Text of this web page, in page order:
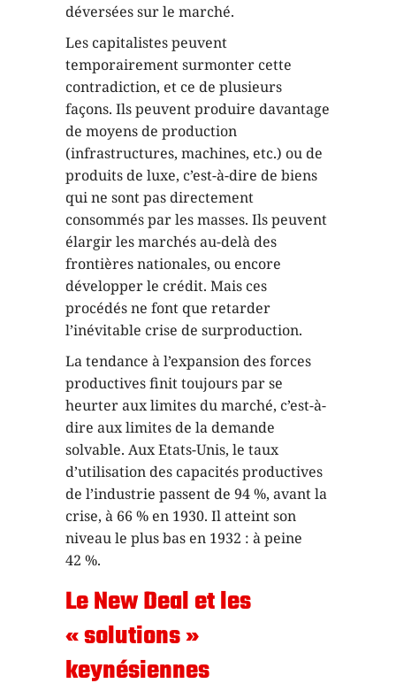
déversées sur le marché.
Les capitalistes peuvent
temporairement surmonter cette
contradiction, et ce de plusieurs
façons. Ils peuvent produire davantage
de moyens de production
(infrastructures, machines, etc.) ou de
produits de luxe, c’est-à-dire de biens
qui ne sont pas directement
consommés par les masses. Ils peuvent
élargir les marchés au-delà des
frontières nationales, ou encore
développer le crédit. Mais ces
procédés ne font que retarder
l’inévitable crise de surproduction.
La tendance à l’expansion des forces
productives finit toujours par se
heurter aux limites du marché, c’est-à-
dire aux limites de la demande
solvable. Aux Etats-Unis, le taux
d’utilisation des capacités productives
de l’industrie passent de 94 %, avant la
crise, à 66 % en 1930. Il atteint son
niveau le plus bas en 1932 : à peine
42 %.
Le New Deal et les
« solutions »
keynésiennes